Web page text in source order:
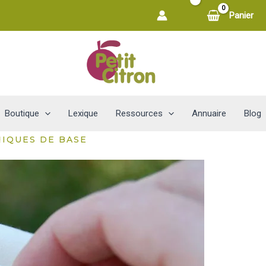
Panier
Boutique Lexique Ressources Annuaire Blog
DE BASE